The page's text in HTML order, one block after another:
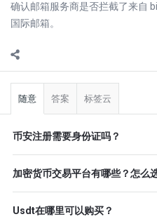
确认邮箱服务商是否拦截了来自
国际邮箱。
侧
随意 答案 标签云
币安注册需要身份证吗？
加密货币交易平台有哪些？怎么
Usdt在哪里可以购买？